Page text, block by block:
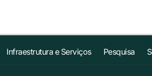
Infraestrutura e Serviços Pesquisa